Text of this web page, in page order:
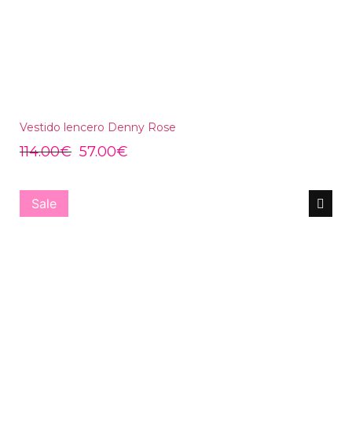
Vestido lencero Denny Rose
114.00€ 57.00€
Sale